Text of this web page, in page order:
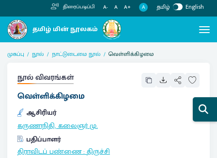
திரைப்படிப்பி A- A A+ A தமிழ் English
முகப்பு நூல் நாட்டுடைமை நூல் வெள்ளிக்கிழமை
நூல் விவரங்கள்
வெள்ளிக்கிழமை
ஆசிரியர்
கருணாநிதி, கலைஞர் மு.
பதிப்பாளர்
திராவிடப் பண்ணை:திருச்சி